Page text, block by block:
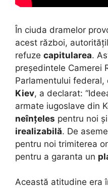
În ciuda dramelor
acest război,
refuze capitularea.
președintele Camerei
Parlamentului
Kiev, a declarat:
armate iugoslave din
neînțeles pentru noi
irealizabilă. De
pentru noi trimiterea
pentru a garanta un
Această atitudine era